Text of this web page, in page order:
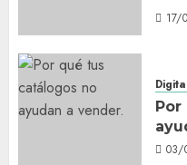
17/
Por
03/